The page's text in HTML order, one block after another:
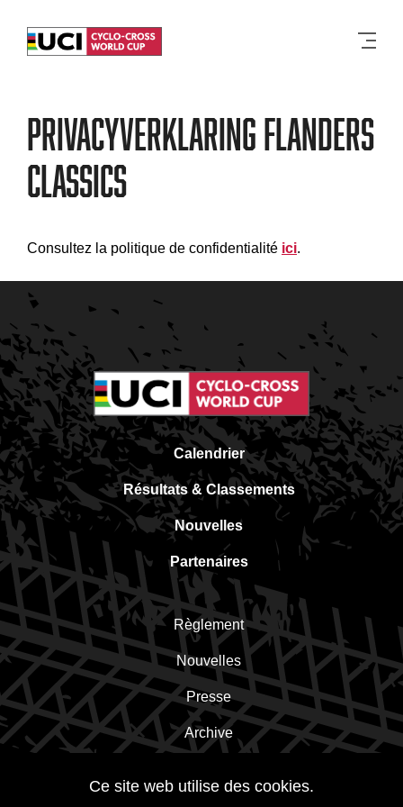
Ce site web utilise des cookies.
PRIVACYVERKLARING FLANDERS
CLASSICS
Consultez la politique de confidentialité ici.
Calendrier
Résultats & Classements
Nouvelles
Partenaires
Règlement
Nouvelles
Presse
Archive